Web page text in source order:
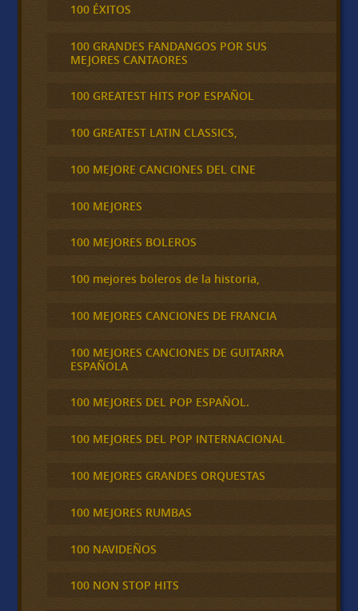
100 ÉXITOS
100 GRANDES FANDANGOS POR SUS
MEJORES CANTAORES
100 GREATEST HITS POP ESPAÑOL
100 GREATEST LATIN CLASSICS,
100 MEJORE CANCIONES DEL CINE
100 MEJORES
100 MEJORES BOLEROS
100 mejores boleros de la historia,
100 MEJORES CANCIONES DE FRANCIA
100 MEJORES CANCIONES DE GUITARRA
ESPAÑOLA
100 MEJORES DEL POP ESPAÑOL.
100 MEJORES DEL POP INTERNACIONAL
100 MEJORES GRANDES ORQUESTAS
100 MEJORES RUMBAS
100 NAVIDEÑOS
100 NON STOP HITS